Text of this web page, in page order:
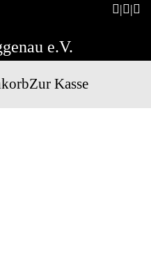
e.V.
Zur Kasse